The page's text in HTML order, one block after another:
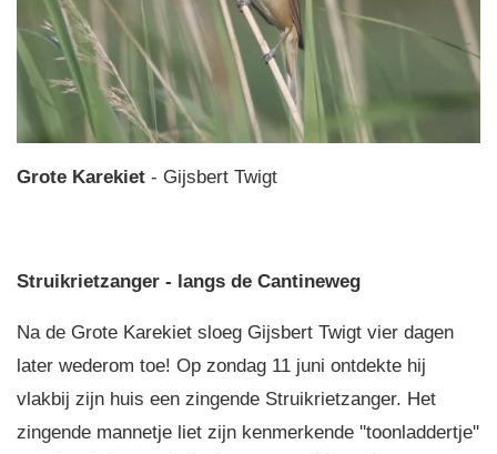
Grote Karekiet - Gijsbert Twigt
Struikrietzanger - langs de Cantineweg
Na de Grote Karekiet sloeg Gijsbert Twigt vier dagen
later wederom toe! Op zondag 11 juni ontdekte hij
vlakbij zijn huis een zingende Struikrietzanger. Het
zingende mannetje liet zijn kenmerkende ''toonladdertje''